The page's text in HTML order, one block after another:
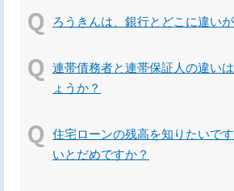
ろうきんは、銀行とどこに違い
連帯債務者と連帯保証人の違い
ょうか？
住宅ローンの残高を知りたいで
いとだめですか？